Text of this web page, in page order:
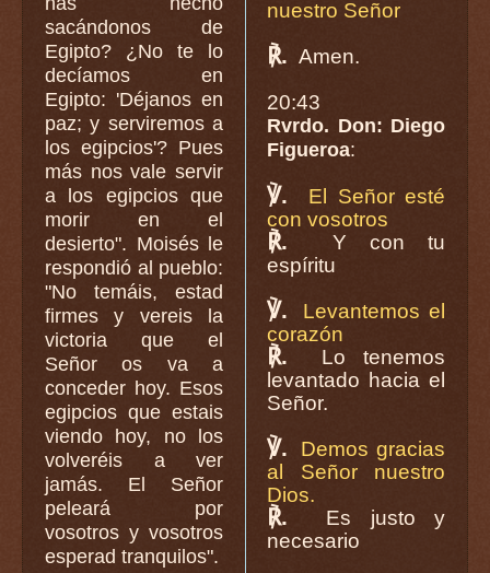
sacándonos de
Egipto? ¿No te lo
decíamos en
Egipto: 'Déjanos en
paz; y serviremos a
los egipcios'? Pues
más nos vale servir
a los egipcios que
morir en el
desierto". Moisés le
respondió al pueblo:
"No temáis, estad
firmes y vereis la
victoria que el
Señor os va a
conceder hoy. Esos
egipcios que estais
viendo hoy, no los
volveréis a ver
jamás. El Señor
peleará por
vosotros y vosotros
esperad tranquilos".
nuestro Señor
℟. Amen.
20:43
Rvrdo. Don: Diego
Figueroa:
℣.
El Señor esté
con vosotros
℟.
Y con tu
espíritu
℣.
Levantemos el
corazón
℟.
Lo tenemos
levantado hacia el
Señor.
℣.
Demos gracias
al Señor nuestro
Dios.
℟.
Es justo y
necesario